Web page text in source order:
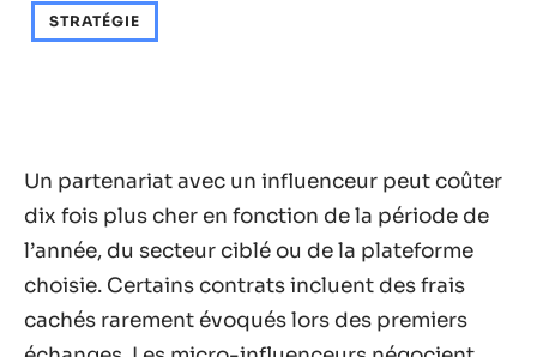
STRATÉGIE
Un partenariat avec un influenceur peut coûter
dix fois plus cher en fonction de la période de
l’année, du secteur ciblé ou de la plateforme
choisie. Certains contrats incluent des frais
cachés rarement évoqués lors des premiers